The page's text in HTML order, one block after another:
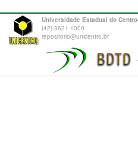
Universidade Estadual do
(42) 3621-1000
repositorio@unicentro.br